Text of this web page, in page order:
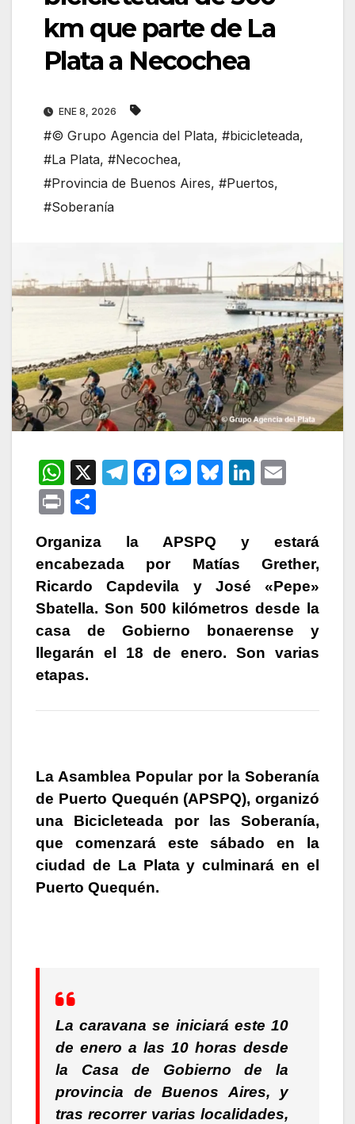
km que parte de La
Plata a Necochea
ENE 8, 2026
#© Grupo Agencia del Plata, #bicicleteada,
#La Plata, #Necochea,
#Provincia de Buenos Aires, #Puertos,
#Soberanía
W
h
at
s
A
p
p
X
T
gr
m
F
e
b
o
o
k
M
s
e
n
g
er
Bl
k
y
Li
dI
n
P
nt m
p
ar
tir
Organiza la APSPQ y estará
encabezada por Matías Grether,
Ricardo Capdevila y José «Pepe»
Sbatella. Son 500 kilómetros desde la
casa de Gobierno bonaerense y
llegarán el 18 de enero. Son varias
etapas.
La Asamblea Popular por la Soberanía
de Puerto Quequén (APSPQ), organizó
una Bicicleteada por las Soberanía,
que comenzará este sábado en la
ciudad de La Plata y culminará en el
Puerto Quequén.
La caravana se iniciará este 10
de enero a las 10 horas desde
la Casa de Gobierno de la
provincia de Buenos Aires, y
tras recorrer varias localidades,